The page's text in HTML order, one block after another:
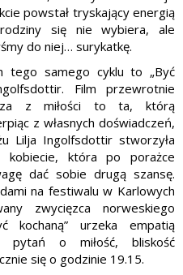
powstał tryskający energią
się nie wybiera, ale
do niej… surykatkę.
tego samego cyklu to „Być
Film przewrotnie
z miłości to ta, którą
z własnych doświadczeń,
Lilja Ingolfsdottir stworzyła
kobiecie, która po porażce
dać sobie drugą szansę.
na festiwalu w Karlowych
zwycięzca norweskiego
kochaną” urzeka empatią
o miłość, bliskość
się o godzinie 19.15.